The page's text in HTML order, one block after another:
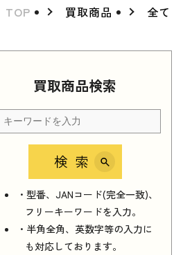
TOP 買取商品 全て
買取商品検索
検索
・型番、JANコード(完全一致)、
フリーキーワードを入力。
・半角全角、英数字等の入力に
も対応しております。